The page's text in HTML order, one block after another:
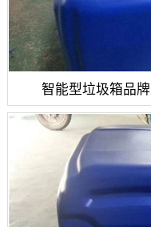
智能型垃圾箱品